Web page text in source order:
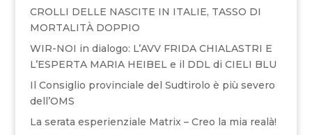
CROLLI DELLE NASCITE IN ITALIE, TASSO DI
MORTALITÀ DOPPIO
WIR-NOI in dialogo: L’AVV FRIDA CHIALASTRI E
L’ESPERTA MARIA HEIBEL e il DDL di CIELI BLU
Il Consiglio provinciale del Sudtirolo è più severo
dell’OMS
La serata esperienziale Matrix – Creo la mia realà!